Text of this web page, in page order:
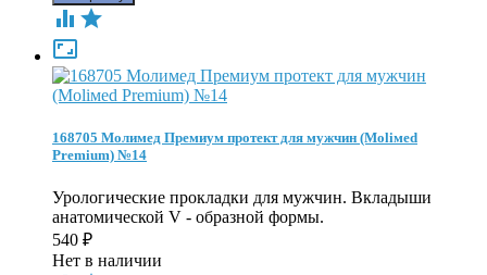
 

168705 Молимед Премиум протект для мужчин (Moliмed
Premium) №14
Урологические прокладки для мужчин. Вкладыши
анатомической V - образной формы.
540 ₽
Нет в наличии